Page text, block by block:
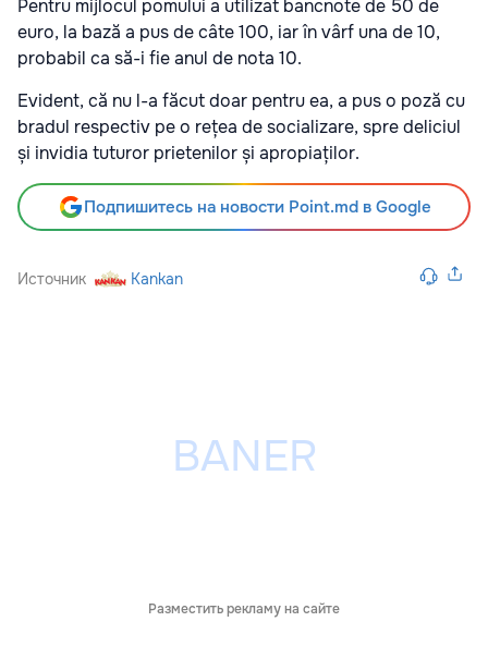
Pentru mijlocul pomului a utilizat bancnote de 50 de
euro, la bază a pus de câte 100, iar în vârf una de 10,
probabil ca să-i fie anul de nota 10.
Evident, că nu l-a făcut doar pentru ea, a pus o poză cu
bradul respectiv pe o rețea de socializare, spre deliciul
și invidia tuturor prietenilor și apropiaților.
Подпишитесь на новости Point.md в Google
Источник Kankan
Разместить рекламу на сайте